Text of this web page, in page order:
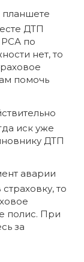
планшете
ДТП
РСА по
нет, то
помочь
иск уже
ДТП
аварии
то
полис. При
за